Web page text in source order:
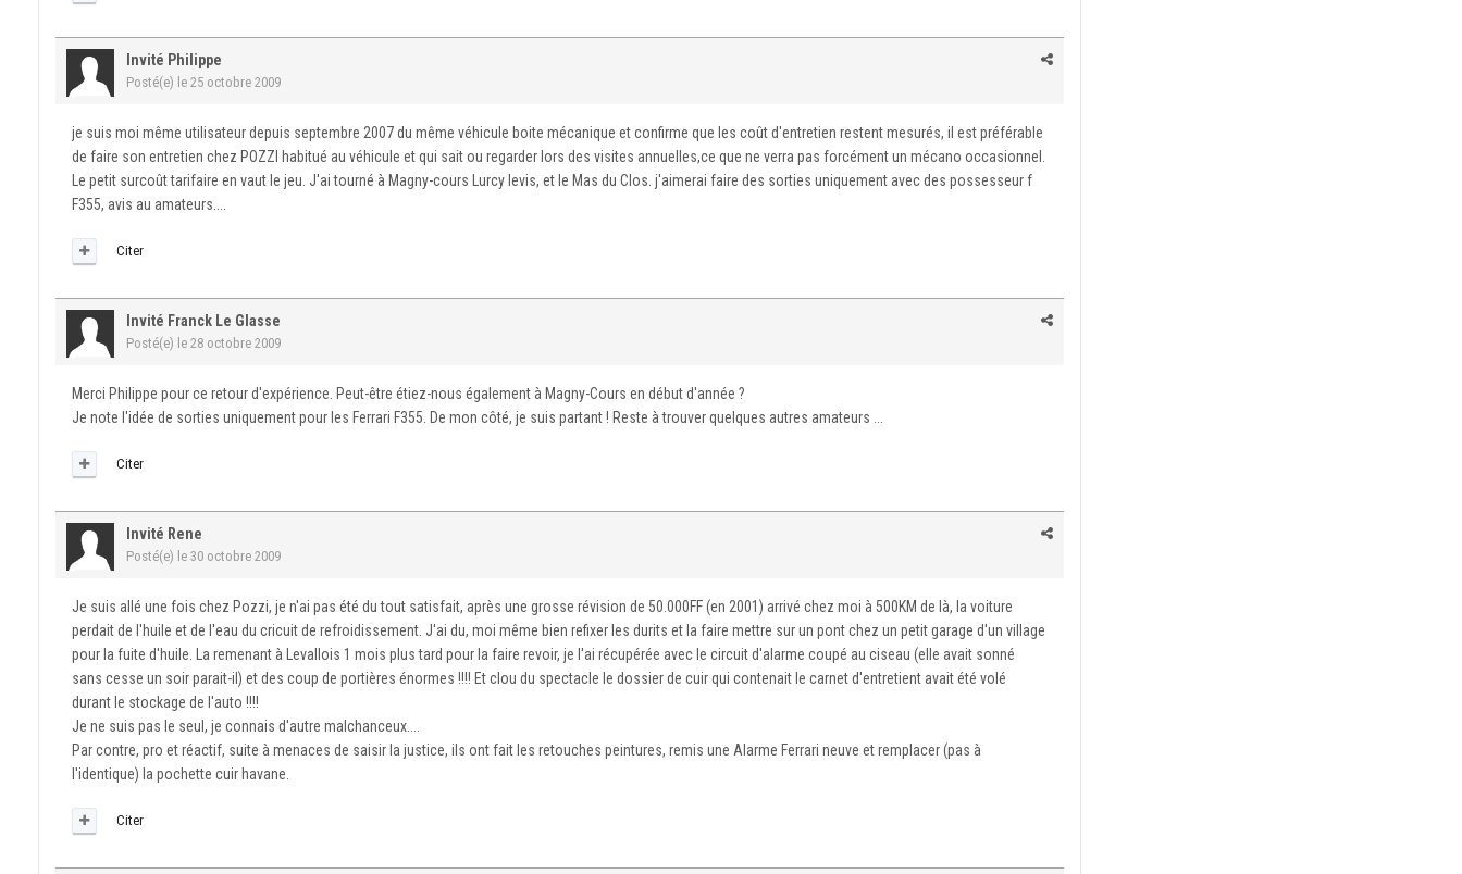
Invité Philippe
Posté(e) le 25 octobre 2009
je suis moi même utilisateur depuis septembre 2007 du même véhicule boite mécanique et confirme que les coût d'entretien restent mesurés, il est préférable
de faire son entretien chez POZZI habitué au véhicule et qui sait ou regarder lors des visites annuelles,ce que ne verra pas forcément un mécano occasionnel.
Le petit surcoût tarifaire en vaut le jeu. J'ai tourné à Magny-cours Lurcy levis, et le Mas du Clos. j'aimerai faire des sorties uniquement avec des possesseur f
F355, avis au amateurs....
Citer
Invité Franck Le Glasse
Posté(e) le 28 octobre 2009
Merci Philippe pour ce retour d'expérience. Peut-être étiez-nous également à Magny-Cours en début d'année ?
Je note l'idée de sorties uniquement pour les Ferrari F355. De mon côté, je suis partant ! Reste à trouver quelques autres amateurs ...
Citer
Invité Rene
Posté(e) le 30 octobre 2009
Je suis allé une fois chez Pozzi, je n'ai pas été du tout satisfait, après une grosse révision de 50.000FF (en 2001) arrivé chez moi à 500KM de là, la voiture
perdait de l'huile et de l'eau du cricuit de refroidissement. J'ai du, moi même bien refixer les durits et la faire mettre sur un pont chez un petit garage d'un village
pour la fuite d'huile. La remenant à Levallois 1 mois plus tard pour la faire revoir, je l'ai récupérée avec le circuit d'alarme coupé au ciseau (elle avait sonné
sans cesse un soir parait-il) et des coup de portières énormes !!!! Et clou du spectacle le dossier de cuir qui contenait le carnet d'entretient avait été volé
durant le stockage de l'auto !!!!
Je ne suis pas le seul, je connais d'autre malchanceux....
Par contre, pro et réactif, suite à menaces de saisir la justice, ils ont fait les retouches peintures, remis une Alarme Ferrari neuve et remplacer (pas à
l'identique) la pochette cuir havane.
Citer